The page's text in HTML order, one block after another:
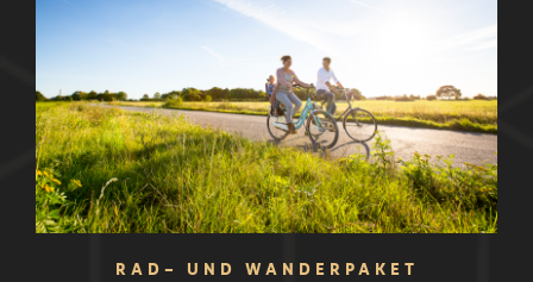
RAD- UND WANDERPAKET